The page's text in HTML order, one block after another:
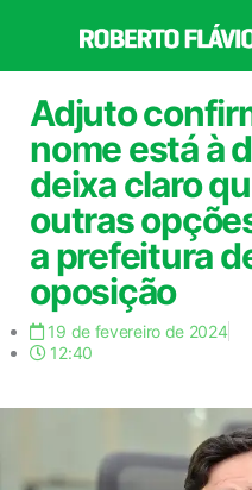
o
conteúdo
Adjuto
nome está à
deixa claro
outras
a prefeitura
oposição
19 de fevereiro de 2024
12:40